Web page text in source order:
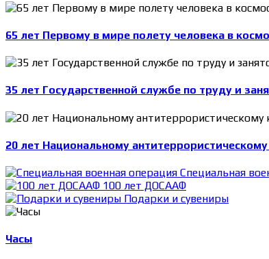
65 лет Первому в мире полету человека в
35 лет Государственной службе по труду и
20 лет Национальному
Специальная
100 лет ДОСААФ
Подарки и сувениры
Часы